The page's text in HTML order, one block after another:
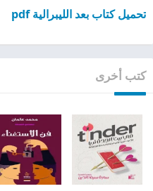
تحميل كتاب بعد الليبرالية pdf
كتب أخرى